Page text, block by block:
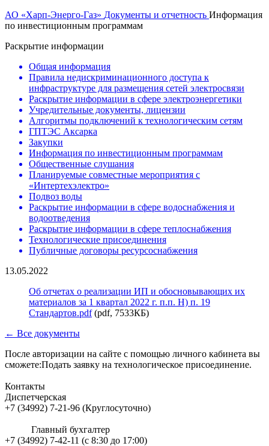
АО «Харп-Энерго-Газ» Документы и отчетность Информация
по инвестиционным программам
Раскрытие информации
Общая информация
Правила недискриминационного доступа к
инфраструктуре для размещения сетей электросвязи
Раскрытие информации в сфере электроэнергетики
Учредительные документы, лицензии
Алгоритмы подключений к технологическим сетям
ГПТЭС Аксарка
Закупки
Информация по инвестиционным программам
Общественные слушания
Планируемые совместные мероприятия с
«Интертехэлектро»
Подвоз воды
Раскрытие информации в сфере водоснабжения и
водоотведения
Раскрытие информации в сфере теплоснабжения
Технологические присоединения
Публичные договоры ресурсоснабжения
13.05.2022
Об отчетах о реализации ИП и обосновывающих их
материалов за 1 квартал 2022 г. п.п. Н) п. 19
Стандартов.pdf(pdf, 7533КБ)
← Все документы
После авторизации на сайте с помощью личного кабинета вы
сможете:Подать заявку на технологическое присоединение.
Контакты
Диспетчерская
+7 (34992) 7-21-96 (Круглосуточно)
Главный бухгалтер
+7 (34992) 7-42-11 (с 8:30 до 17:00)